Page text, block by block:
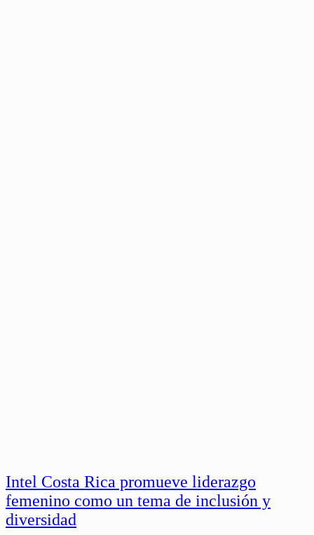
Intel Costa Rica promueve liderazgo
femenino como un tema de inclusión y
diversidad